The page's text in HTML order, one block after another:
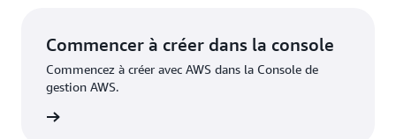
Commencer à créer dans la console
Commencez à créer avec AWS dans la Console de
gestion AWS.